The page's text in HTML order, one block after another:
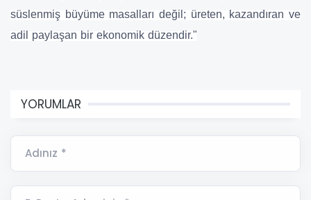
süslenmiş büyüme masalları değil; üreten, kazandıran ve
adil paylaşan bir ekonomik düzendir."
YORUMLAR
Adınız *